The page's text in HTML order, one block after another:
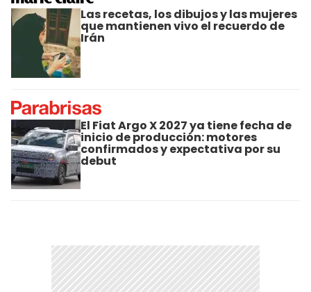
Las recetas, los dibujos y las mujeres
que mantienen vivo el recuerdo de
Irán
El Fiat Argo X 2027 ya tiene fecha de
inicio de producción: motores
confirmados y expectativa por su
debut